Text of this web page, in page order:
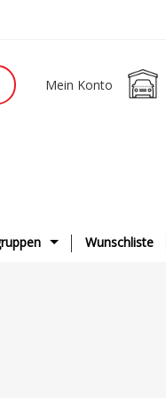
Mein Konto
Wunschliste